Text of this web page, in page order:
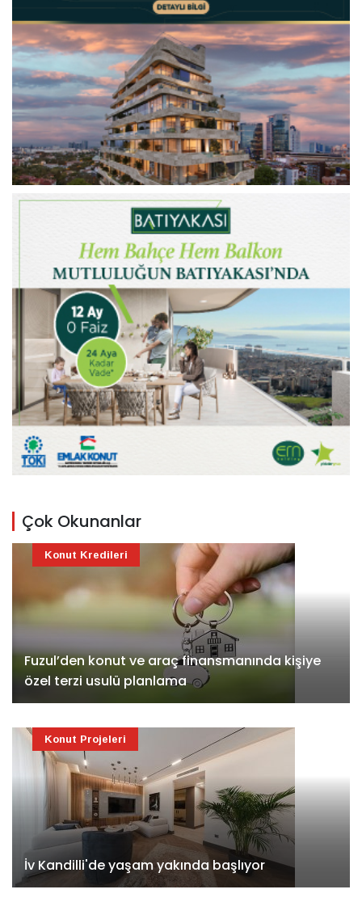
Çok Okunanlar
Fuzul’den konut ve araç finansmanında kişiye
özel terzi usulü planlama
Konut Kredileri
İv Kandilli'de yaşam yakında başlıyor
Konut Projeleri